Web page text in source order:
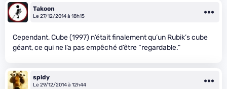
Takoon
Le 27/12/2014 à 18h15
Cependant, Cube (1997) n’était finalement qu’un Rubik’s cube
géant, ce qui ne l’a pas empêché d’être “regardable.”
spidy
Le 29/12/2014 à 12h44